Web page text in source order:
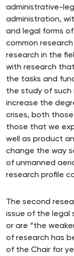
administrative-
administration,
and legal forms
common
research in the
with research
the tasks and
the study of
increase the
crises, both
those that we
well as product
change the way
of unmanned
research profile
The second
issue of the legal
or are “the
of research has
of the Chair for